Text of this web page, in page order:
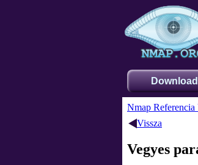
Download
Nmap
Vissza
Vegyes